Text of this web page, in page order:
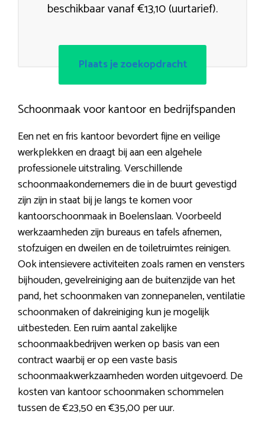
beschikbaar vanaf €13,10 (uurtarief).
Plaats je zoekopdracht
Schoonmaak voor kantoor en bedrijfspanden
Een net en fris kantoor bevordert fijne en veilige
werkplekken en draagt bij aan een algehele
professionele uitstraling. Verschillende
schoonmaakondernemers die in de buurt gevestigd
zijn zijn in staat bij je langs te komen voor
kantoorschoonmaak in Boelenslaan. Voorbeeld
werkzaamheden zijn bureaus en tafels afnemen,
stofzuigen en dweilen en de toiletruimtes reinigen.
Ook intensievere activiteiten zoals ramen en vensters
bijhouden, gevelreiniging aan de buitenzijde van het
pand, het schoonmaken van zonnepanelen, ventilatie
schoonmaken of dakreiniging kun je mogelijk
uitbesteden. Een ruim aantal zakelijke
schoonmaakbedrijven werken op basis van een
contract waarbij er op een vaste basis
schoonmaakwerkzaamheden worden uitgevoerd. De
kosten van kantoor schoonmaken schommelen
tussen de €23,50 en €35,00 per uur.